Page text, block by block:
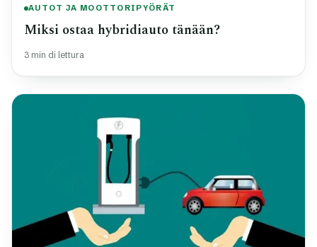
AUTOT JA MOOTTORIPYÖRÄT
Miksi ostaa hybridiauto tänään?
3 min di lettura